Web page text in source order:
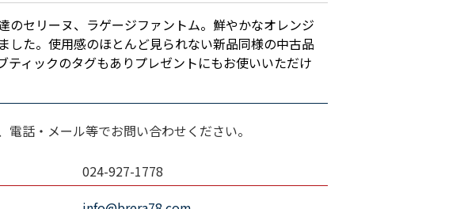
のセリーヌ、ラゲージファントム。鮮やかなオレンジ
した。使用感のほとんど見られない新品同様の中古品
ティックのタグもありプレゼントにもお使いいただけ
話・メール等でお問い合わせください。
024-927-1778